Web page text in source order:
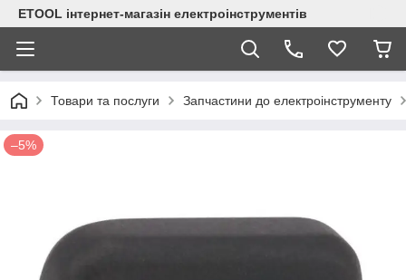
ETOOL інтернет-магазін електроінструментів
Товари та послуги Запчастини до електроінструменту
–5%